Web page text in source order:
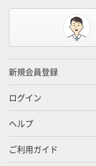
新規会員登録
ログイン
ヘルプ
ご利用ガイド